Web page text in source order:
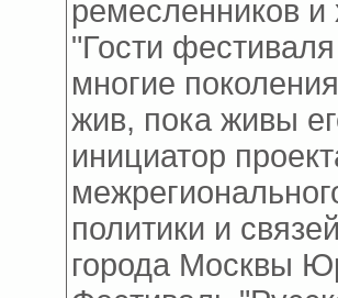
ремесленников и
"Гости
многие
жив, пока живы
инициатор
политики и
города Москвы